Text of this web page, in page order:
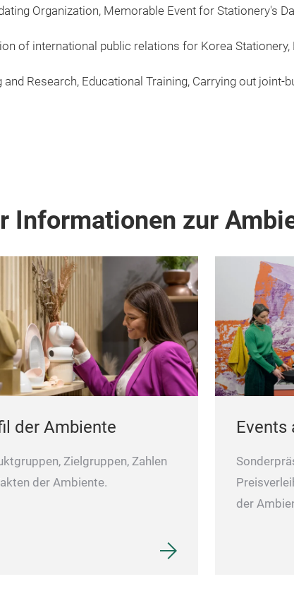
Organization, Memorable Event for Stationery's
of international public relations for Korea
and Research, Educational Training, Carrying out joint-
Informationen zur
der Ambiente
Zielgruppen, Zahlen
der Ambiente.
Events
der